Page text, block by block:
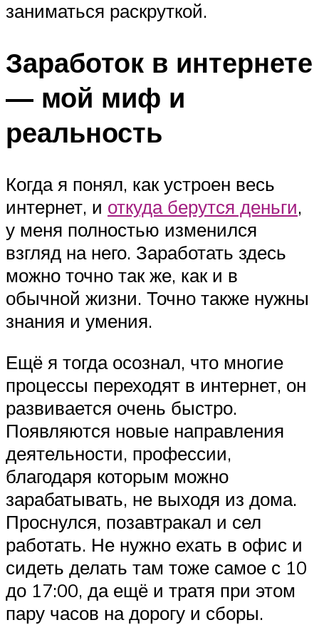
заниматься раскруткой.
Заработок в интернете
— мой миф и
реальность
Когда я понял, как устроен весь
интернет, и откуда берутся деньги,
у меня полностью изменился
взгляд на него. Заработать здесь
можно точно так же, как и в
обычной жизни. Точно также нужны
знания и умения.
Ещё я тогда осознал, что многие
процессы переходят в интернет, он
развивается очень быстро.
Появляются новые направления
деятельности, профессии,
благодаря которым можно
зарабатывать, не выходя из дома.
Проснулся, позавтракал и сел
работать. Не нужно ехать в офис и
сидеть делать там тоже самое с 10
до 17:00, да ещё и тратя при этом
пару часов на дорогу и сборы.